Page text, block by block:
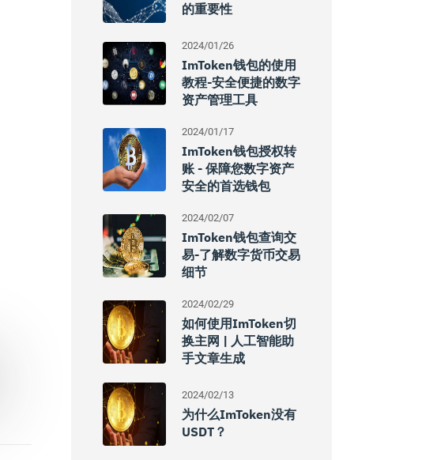
的重要性
2024/01/26
ImToken钱包的使用
教程-安全便捷的数字
资产管理工具
2024/01/17
ImToken钱包授权转
账 - 保障您数字资产
安全的首选钱包
2024/02/07
ImToken钱包查询交
易-了解数字货币交易
细节
2024/02/29
如何使用imToken切
换主网 | 人工智能助
手文章生成
2024/02/13
为什么imToken没有
USDT？